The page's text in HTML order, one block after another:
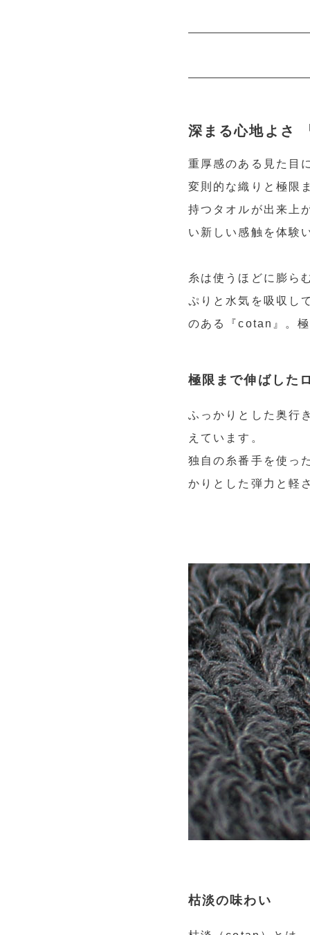
深まる心地よさ
重厚感のある見た目
変則的な織りと極限
持つタオルが出来上
い新しい感触を体験
糸は使うほどに膨ら
ぷりと水気を吸収し
のある『cotan』。
極限まで伸ばした
ふっかりとした奥行
えています。
独自の糸番手を使っ
かりとした弾力と軽
枯淡の味わい